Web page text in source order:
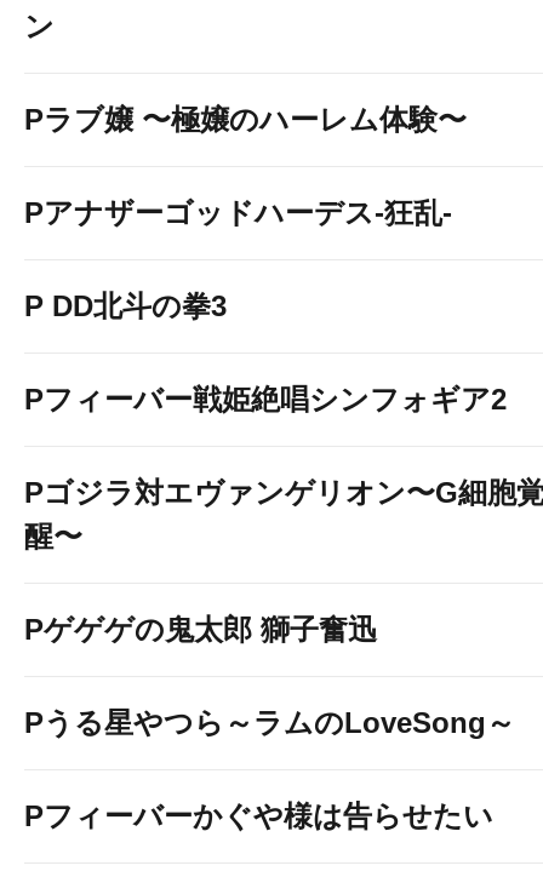
ン
Pラブ嬢 〜極嬢のハーレム体験〜
Pアナザーゴッドハーデス-狂乱-
P DD北斗の拳3
Pフィーバー戦姫絶唱シンフォギア2
Pゴジラ対エヴァンゲリオン〜G細胞
醒〜
Pゲゲゲの鬼太郎 獅子奮迅
Pうる星やつら～ラムのLoveSong～
Pフィーバーかぐや様は告らせたい